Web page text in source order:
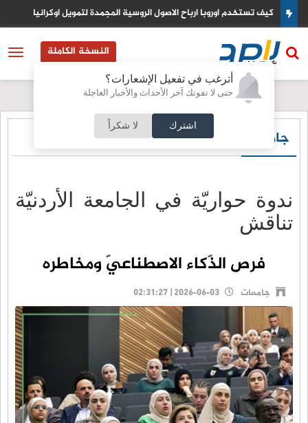
أترغب في تفعيل الإشعارات؟
حتى لا تفوتك آخر الأحداث والأخبار العاجلة
اشترك لا شكراً
اوكرانيا الصفدي والزياني يبحثان خفض التصعيد الاقليمي وتعزيز
النسخة الكاملة
جامعات
ندوة حواريّة في الجامعة الأردنيّة
تناقش
فرص الذّكاء الاصطناعيّ ومخاطره
جامعات